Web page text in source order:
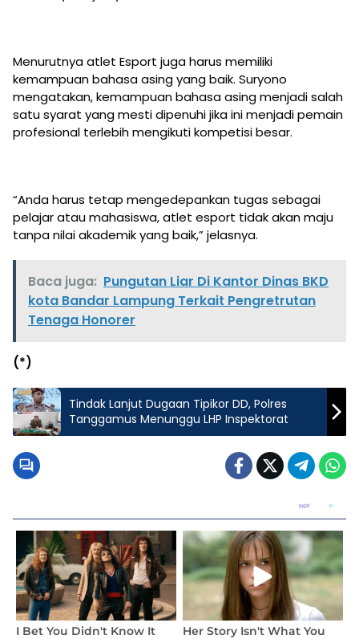
Menurutnya atlet Esport juga harus memiliki
kemampuan bahasa asing yang baik. Suryono
mengatakan, kemampuan bahasa asing menjadi salah
satu syarat yang mesti dipenuhi jika ini menjadi pemain
profesional terlebih mengikuti kompetisi besar.
“Anda harus tetap mengedepankan tugas sebagai
pelajar atau mahasiswa, atlet esport tidak akan maju
tanpa nilai akademik yang baik,” jelasnya.
Baca juga: Pungutan Liar Di Kantor Dinas BKD
kota Bandar Lampung Terkait Pengretrutan
Tenaga Honorer
(*)
Tindak Lanjut Dugaan Tipikor DD, Polres
Tanggamus Menunggu LHP Inspektorat